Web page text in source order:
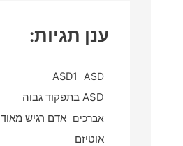
ענן תגיות:
ASD
ASD1
ASD בתפקוד גבוה
אברכים אדם רגיש מאוד
אוטיזם